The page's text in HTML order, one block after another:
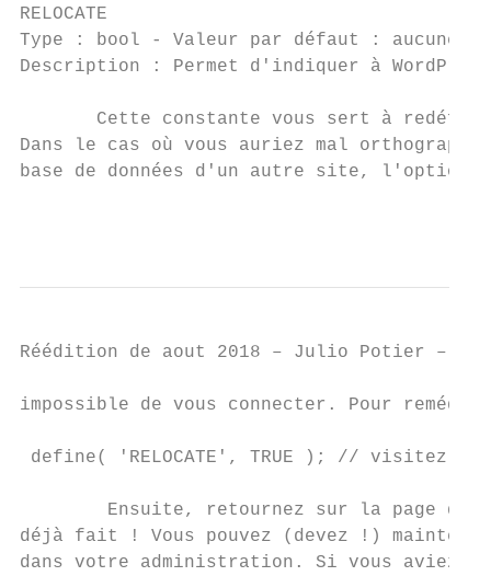
RELOCATE
Type ​: bool - ​Valeur par défaut​ : aucune
Description ​: Permet d'indiquer à
Cette constante vous sert à
Dans le cas où vous auriez mal
base de données d'un autre site,
Réédition de aout 2018 – Julio Potier –
impossible de vous connecter. Pour
define(​ ​'RELOCATE'​, ​TRUE ​); ​// visitez
Ensuite, retournez sur la page de
déjà fait ! Vous pouvez (devez !)
dans votre administration. Si vous aviez